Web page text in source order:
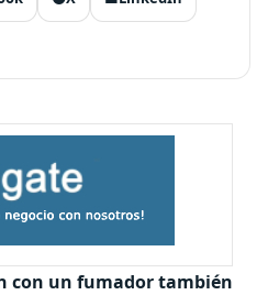
con un fumador también